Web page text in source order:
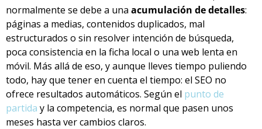
normalmente se debe a una acumulación de detalles:
páginas a medias, contenidos duplicados, mal
estructurados o sin resolver intención de búsqueda,
poca consistencia en la ficha local o una web lenta en
móvil. Más allá de eso, y aunque lleves tiempo puliendo
todo, hay que tener en cuenta el tiempo: el SEO no
ofrece resultados automáticos. Según el punto de
partida y la competencia, es normal que pasen unos
meses hasta ver cambios claros.